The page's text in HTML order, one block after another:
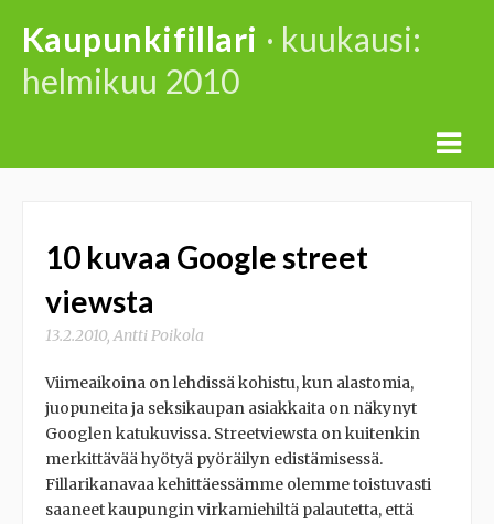
content
Kaupunkifillari · kuukausi:
helmikuu 2010
10 kuvaa Google street
viewsta
13.2.2010,Antti Poikola
Viimeaikoina on lehdissä kohistu, kun alastomia,
juopuneita ja seksikaupan asiakkaita on näkynyt
Googlen katukuvissa. Streetviewsta on kuitenkin
merkittävää hyötyä pyöräilyn edistämisessä.
Fillarikanavaa kehittäessämme olemme toistuvasti
saaneet kaupungin virkamiehiltä palautetta, että